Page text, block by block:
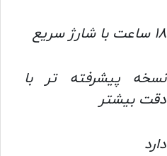
۱۸ ساعت با شارژ سریع
نسخه پیشرفته تر با
دقت بیشتر
دارد